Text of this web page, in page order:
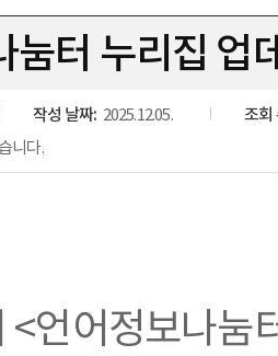
눔터 누리집 업
작성 날짜: 2025.12.05.
조회
니다.
<언어정보나눔